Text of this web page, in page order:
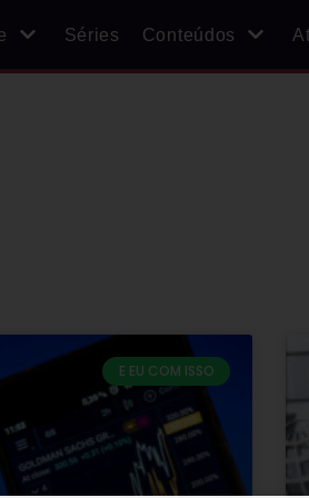
Séries Conteúdos
E EU COM ISSO